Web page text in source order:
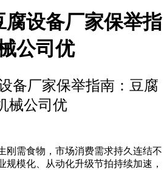
腐设备厂家保举指
公司优
备厂家保举指南：豆腐
械公司优
需食物，市场消费需求持久连结不
规模化、从动化升级节拍持续加速，